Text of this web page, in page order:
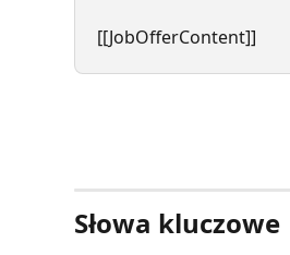
[[JobOfferContent]]
Słowa kluczowe